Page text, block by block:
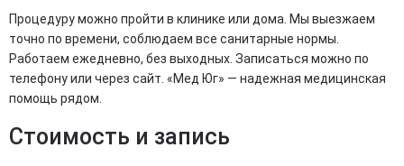
Процедуру можно пройти в клинике или дома. Мы выезжаем
точно по времени, соблюдаем все санитарные нормы.
Работаем ежедневно, без выходных. Записаться можно по
телефону или через сайт. «Мед Юг» — надежная медицинская
помощь рядом.
Стоимость и запись